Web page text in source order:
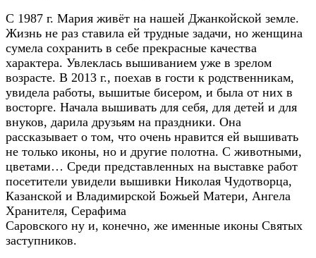
С 1987 г. Мария живёт на нашей Джанкойской земле.
Жизнь не раз ставила ей трудные задачи, но женщина
сумела сохранить в себе прекрасные качества
характера. Увлеклась вышиванием уже в зрелом
возрасте. В 2013 г., поехав в гости к родственникам,
увидела работы, вышитые бисером, и была от них в
восторге. Начала вышивать для себя, для детей и для
внуков, дарила друзьям на праздники. Она
рассказывает о том, что очень нравится ей вышивать
не только иконы, но и другие полотна. С животными,
цветами… Среди представленных на выставке работ
посетители увидели вышивки Николая Чудотворца,
Казанской и Владимирской Божьей Матери, Ангела
Хранителя, Серафима
Саровского ну и, конечно, же именные иконы Святых
заступников.